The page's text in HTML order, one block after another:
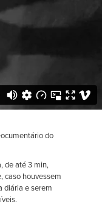
do
de até 3 min,
caso houvessem
diária e serem